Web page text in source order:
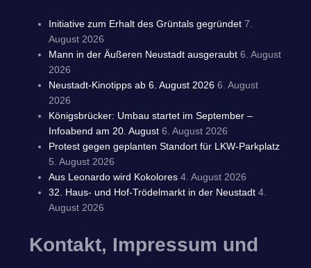
Initiative zum Erhalt des Grüntals gegründet 7.
August 2026
Mann in der Äußeren Neustadt ausgeraubt 6. August
2026
Neustadt-Kinotipps ab 6. August 2026 6. August
2026
Königsbrücker: Umbau startet im September –
Infoabend am 20. August 6. August 2026
Protest gegen geplanten Standort für LKW-Parkplatz
5. August 2026
Aus Leonardo wird Kokolores 4. August 2026
32. Haus- und Hof-Trödelmarkt in der Neustadt 4.
August 2026
Kontakt, Impressum und